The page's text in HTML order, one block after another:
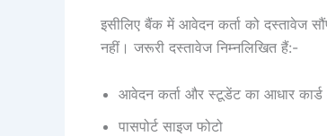
इसीलिए बैंक में आवेदन कर्ता को दस्तावेज
नहीं। जरूरी दस्तावेज निम्नलिखित हैं:-
आवेदन कर्ता और स्टूडेंट का आधार कार्ड
पासपोर्ट साइज फोटो